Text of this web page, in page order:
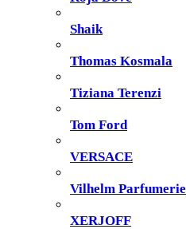
Shaik
Thomas Kosmala
Tiziana Terenzi
Tom Ford
VERSACE
Vilhelm Parfumerie
XERJOFF